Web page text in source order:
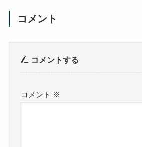
コメント
コメントする
コメント ※